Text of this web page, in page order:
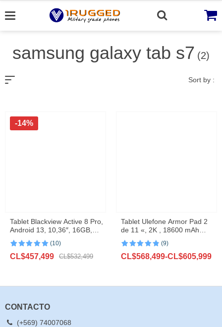
to
samsung galaxy tab s7 (2)
Sort by :
-14%
Tablet Blackview Active 8 Pro,
Android 13, 10,36″, 16GB,
256GB, 22000mAh
5.00de 5 en
base a
(10)
CL$532,499
El
era:
CL$457,499
El
es:
Tablet Ulefone Armor Pad 2
de 11 «, 2K , 18600 mAh
,IP68/IP69K, Android 13, NFC,
GPS, 4G,16GB + 256GB
4.89de 5
en base a
(9)
CL$568,499-CL$605,999
Rango
desde
CONTACTO
(+569) 74007068